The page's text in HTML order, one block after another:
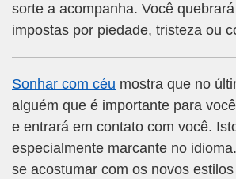
sorte a acompanha. Você
impostas por piedade, tristeza ou
Sonhar com céu mostra que no
alguém que é importante para
e entrará em contato com você.
especialmente marcante no
se acostumar com os novos